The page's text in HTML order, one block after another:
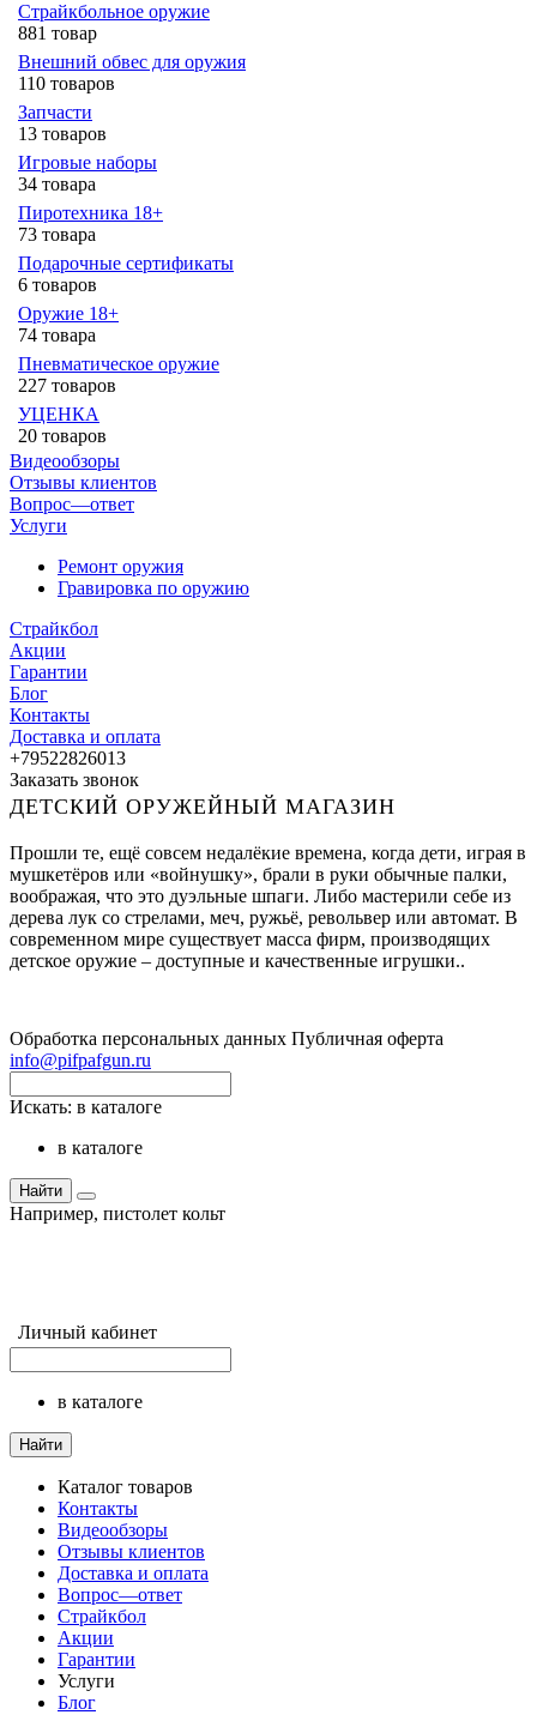
Страйкбольное оружие
881 товар
Внешний обвес для оружия
110 товаров
Запчасти
13 товаров
Игровые наборы
34 товара
Пиротехника 18+
73 товара
Подарочные сертификаты
6 товаров
Оружие 18+
74 товара
Пневматическое оружие
227 товаров
УЦЕНКА
20 товаров
Видеообзоры
Отзывы клиентов
Вопрос—ответ
Услуги
Ремонт оружия
Гравировка по оружию
Страйкбол
Акции
Гарантии
Блог
Контакты
Доставка и оплата
+79522826013
Заказать звонок
ДЕТСКИЙ ОРУЖЕЙНЫЙ МАГАЗИН
Прошли те, ещё совсем недалёкие времена, когда дети, играя в
мушкетёров или «войнушку», брали в руки обычные палки,
воображая, что это дуэльные шпаги. Либо мастерили себе из
дерева лук со стрелами, меч, ружьё, револьвер или автомат. В
современном мире существует масса фирм, производящих
детское оружие – доступные и качественные игрушки..
Обработка персональных данных Публичная оферта
info@pifpafgun.ru
Искать: в каталоге
в каталоге
Найти
Например, пистолет кольт
Личный кабинет
в каталоге
Найти
Каталог товаров
Контакты
Видеообзоры
Отзывы клиентов
Доставка и оплата
Вопрос—ответ
Страйкбол
Акции
Гарантии
Услуги
Блог